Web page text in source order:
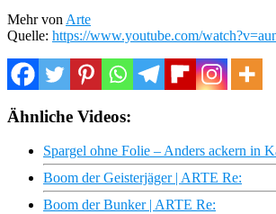
Mehr von Arte
Quelle: https://www.youtube.com/
Ähnliche Videos:
Spargel ohne Folie – Anders ackern in
Boom der Geisterjäger | ARTE Re:
Boom der Bunker | ARTE Re: